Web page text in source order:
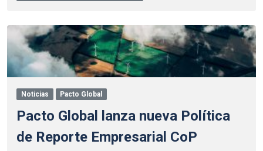
Noticias Pacto Global
Pacto Global lanza nueva Política
de Reporte Empresarial CoP